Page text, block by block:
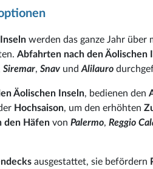
werden das ganze Jahr über
Abfahrten nach den Äolischen
Siremar, Snav und Alilauro
Äolischen Inseln, bedienen den
Hochsaison, um den erhöhten
den Häfen von Palermo, Reggio
ausgestattet, sie befördern